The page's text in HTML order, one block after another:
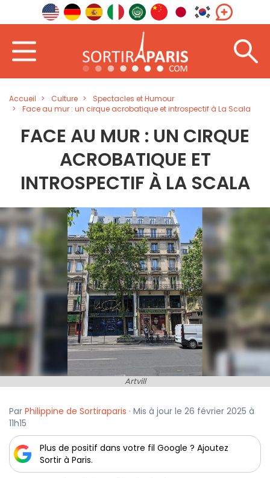
Accueil Culture
Spectacles et Humour
Face au mur : un cirque acrobatique et introspectif à La Scala
FACE AU MUR : UN CIRQUE
ACROBATIQUE ET
INTROSPECTIF À LA SCALA
Artvill
Par Philippine de Sortiraparis · Mis à jour le 26 février 2025 à
11h15
Plus de positif dans votre fil Google ? Ajoutez
Sortir à Paris.